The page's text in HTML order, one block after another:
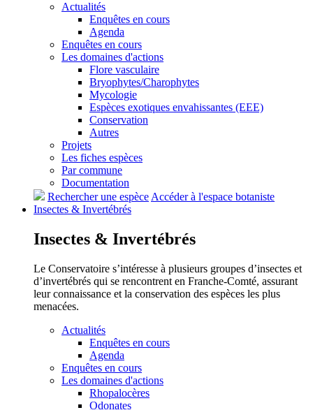
Actualités
Enquêtes en cours
Agenda
Enquêtes en cours
Les domaines d'actions
Flore vasculaire
Bryophytes/Charophytes
Mycologie
Espèces exotiques envahissantes (EEE)
Conservation
Autres
Projets
Les fiches espèces
Par commune
Documentation
Rechercher une espèceAccéder à l'espace botaniste
Insectes & Invertébrés
Insectes & Invertébrés
Le Conservatoire s’intéresse à plusieurs groupes d’insectes et
d’invertébrés qui se rencontrent en Franche-Comté, assurant
leur connaissance et la conservation des espèces les plus
menacées.
Actualités
Enquêtes en cours
Agenda
Enquêtes en cours
Les domaines d'actions
Rhopalocères
Odonates